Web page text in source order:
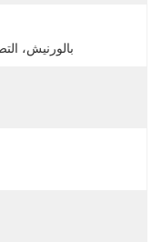
بالورنيش،